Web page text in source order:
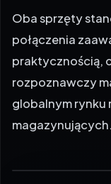
Oba sprzęty
połączenia
praktycznością,
rozpoznawczy
globalnym rynku
magazynujących.